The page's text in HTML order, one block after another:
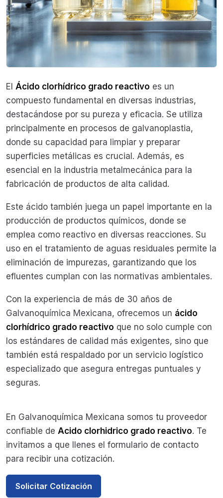
El Ácido clorhídrico grado reactivo es un
compuesto fundamental en diversas industrias,
destacándose por su pureza y eficacia. Se utiliza
principalmente en procesos de galvanoplastia,
donde su capacidad para limpiar y preparar
superficies metálicas es crucial. Además, es
esencial en la industria metalmecánica para la
fabricación de productos de alta calidad.
Este ácido también juega un papel importante en la
producción de productos químicos, donde se
emplea como reactivo en diversas reacciones. Su
uso en el tratamiento de aguas residuales permite la
eliminación de impurezas, garantizando que los
efluentes cumplan con las normativas ambientales.
Con la experiencia de más de 30 años de
Galvanoquímica Mexicana, ofrecemos un ácido
clorhídrico grado reactivo que no solo cumple con
los estándares de calidad más exigentes, sino que
también está respaldado por un servicio logístico
especializado que asegura entregas puntuales y
seguras.
En Galvanoquímica Mexicana somos tu proveedor
confiable de Acido clorhidrico grado reactivo. Te
invitamos a que llenes el formulario de contacto
para recibir una cotización.
Solicitar Cotización